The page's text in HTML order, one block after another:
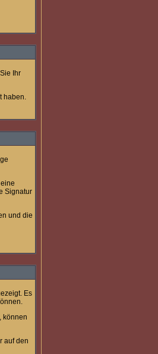
Ihr
haben.
Signatur
und die
Es
können
auf den